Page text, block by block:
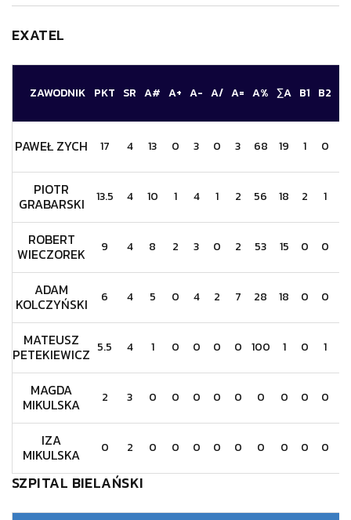
EXATEL
ZAWODNIK PKT SR A# A+ A- A/ A= A% ∑A B1 B2
PAWEŁ ZYCH 17 4 13 0 3 0 3 68 19 1 0
PIOTR
GRABARSKI 13.5 4 10 1 4 1 2 56 18 2 1
ROBERT
WIECZOREK 9 4 8 2 3 0 2 53 15 0 0
ADAM
KOLCZYŃSKI 6 4 5 0 4 2 7 28 18 0 0
MATEUSZ
PETEKIEWICZ 5.5 4 1 0 0 0 0 100 1 0 1
MAGDA
MIKULSKA 2 3 0 0 0 0 0 0 0 0 0
IZA
MIKULSKA 0 2 0 0 0 0 0 0 0 0 0
SZPITAL BIELAŃSKI